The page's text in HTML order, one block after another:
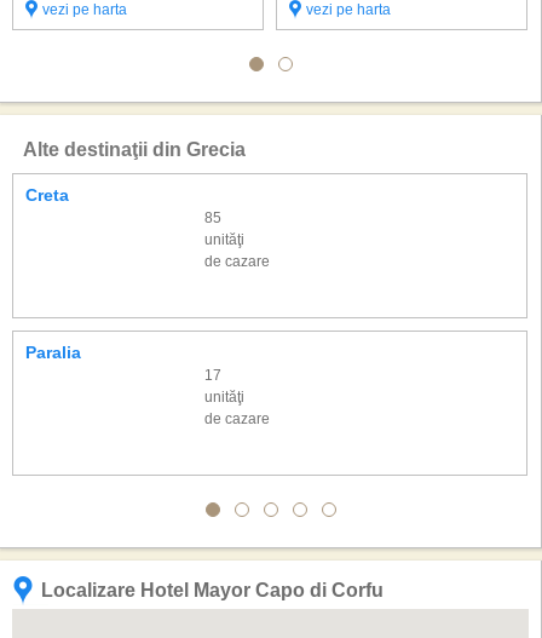
vezi pe harta
vezi pe harta
Alte destinaţii din Grecia
Creta
85
unităţi
de cazare
Paralia
17
unităţi
de cazare
Localizare Hotel Mayor Capo di Corfu